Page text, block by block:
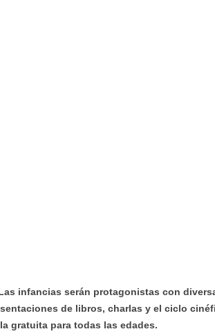
infancias serán protagonistas con
de libros, charlas y el ciclo
gratuita para todas las edades.